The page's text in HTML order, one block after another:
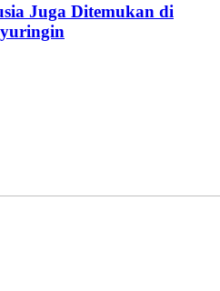
Juga Ditemukan di